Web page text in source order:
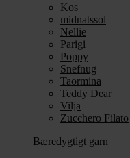
Kos
midnatssol
Nellie
Parigi
Poppy
Snefnug
Taormina
Teddy Dear
Vilja
Zucchero Filato
Bæredygtigt garn